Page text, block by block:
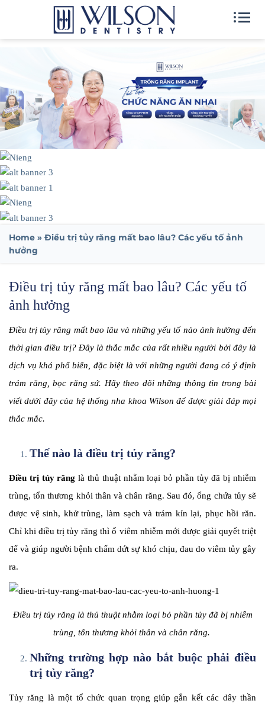
Home » Điều trị tủy răng mất bao lâu? Các yếu tố ảnh
hưởng
Điều trị tủy răng mất bao lâu? Các yếu tố
ảnh hưởng
Điều trị tủy răng mất bao lâu và những yếu tố nào ảnh hưởng đến
thời gian điều trị? Đây là thắc mắc của rất nhiều người bởi đây là
dịch vụ khá phổ biến, đặc biệt là với những người đang có ý định
trám răng, bọc răng sứ. Hãy theo dõi những thông tin trong bài
viết dưới đây của hệ thống nha khoa Wilson để được giải đáp mọi
thắc mắc.
Thế nào là điều trị tủy răng?
Điều trị tủy răng là thủ thuật nhằm loại bỏ phần tủy đã bị nhiễm
trùng, tổn thương khỏi thân và chân răng. Sau đó, ống chứa tủy sẽ
được vệ sinh, khử trùng, làm sạch và trám kín lại, phục hồi răn.
Chỉ khi điều trị tủy răng thì ổ viêm nhiễm mới được giải quyết triệt
để và giúp người bệnh chấm dứt sự khó chịu, đau do viêm tủy gây
ra.
Điều trị tủy răng là thủ thuật nhằm loại bỏ phần tủy đã bị nhiễm
trùng, tổn thương khỏi thân và chân răng.
Những trường hợp nào bắt buộc phải điều
trị tủy răng?
Tủy răng là một tổ chức quan trọng giúp gắn kết các dây thần